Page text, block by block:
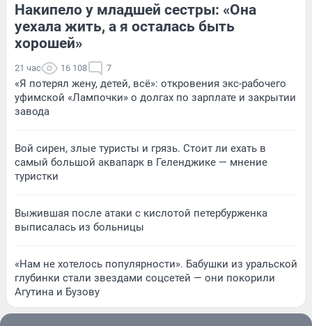
Накипело у младшей сестры: «Она
уехала жить, а я осталась быть
хорошей»
21 час 16 108 7
«Я потерял жену, детей, всё»: откровения экс-рабочего
уфимской «Лампочки» о долгах по зарплате и закрытии
завода
Вой сирен, злые туристы и грязь. Стоит ли ехать в
самый большой аквапарк в Геленджике — мнение
туристки
Выжившая после атаки с кислотой петербурженка
выписалась из больницы
«Нам не хотелось популярности». Бабушки из уральской
глубинки стали звездами соцсетей — они покорили
Агутина и Бузову